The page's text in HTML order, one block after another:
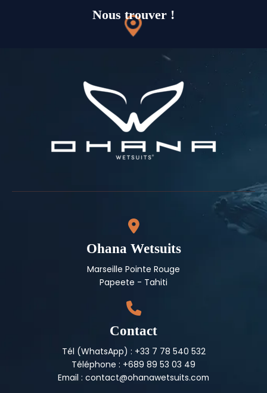
Nous trouver !
Ohana Wetsuits
Marseille Pointe Rouge
Papeete - Tahiti
Contact
Tél (WhatsApp) : +33 7 78 540 532
Téléphone : +689 89 53 03 49
Email : contact@ohanawetsuits.com